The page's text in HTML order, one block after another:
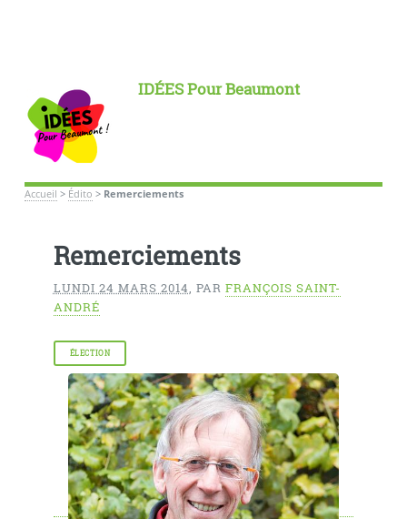
IDÉES Pour Beaumont
Accueil > Édito > Remerciements
Remerciements
LUNDI 24 MARS 2014, PAR FRANÇOIS SAINT-
ANDRÉ
ÉLECTION